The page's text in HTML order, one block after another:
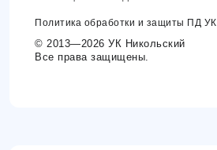
Политика обработки и защиты ПД УК
© 2013—2026 УК Никольский
Все права защищены.